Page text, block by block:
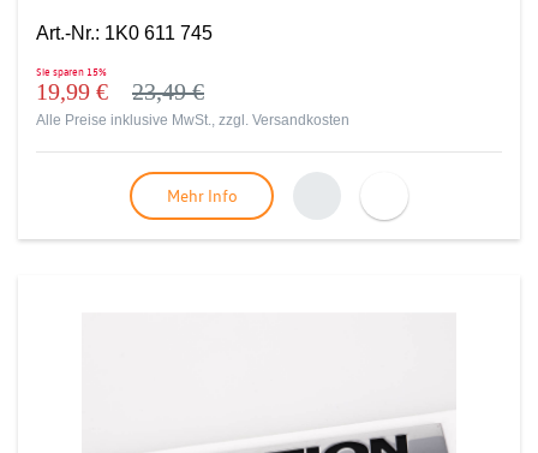
Art.-Nr.: 1K0 611 745
Sie sparen 15%
19,99 € 23,49 €
Alle Preise inklusive MwSt., zzgl. Versandkosten
Mehr Info